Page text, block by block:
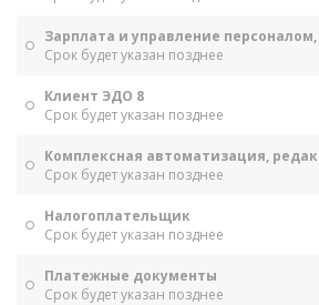
Зарплата и управление
Срок будет указан позднее
Клиент ЭДО 8
Срок будет указан позднее
Комплексная автоматизация,
Срок будет указан позднее
Налогоплательщик
Срок будет указан позднее
Платежные документы
Срок будет указан позднее